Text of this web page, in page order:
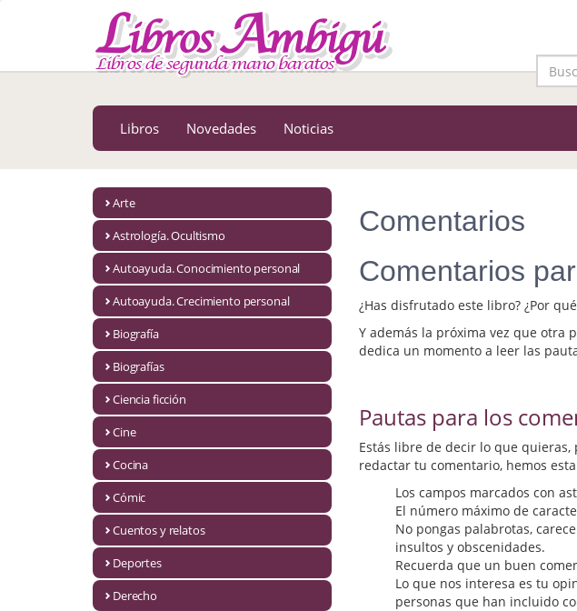
MENÚ PRINCIPAL
Astrología. Ocultismo
Autoayuda. Conocimiento personal
Autoayuda. Crecimiento personal
Ciencia ficción
Cuentos y relatos
Libros Novedades Noticias
Arte
Astrología. Ocultismo
Autoayuda. Conocimiento personal
Autoayuda. Crecimiento personal
Biografía
Biografías
Ciencia ficción
Cine
Cocina
Cómic
Cuentos y relatos
Deportes
Derecho
Comentarios
Comentarios
¿Has disfrutado este libro? ¿Por
Y además la próxima vez que otra
dedica un momento a leer las
Pautas para los
Estás libre de decir lo que
redactar tu comentario, hemos
Los campos marcados con
El número máximo de
No pongas palabrotas,
insultos y obscenidades.
Recuerda que un buen
Lo que nos interesa es tu
personas que han incluido